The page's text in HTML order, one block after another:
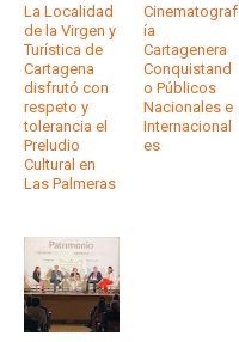
La Localidad
de la Virgen y
Turística de
Cartagena
disfrutó con
respeto y
tolerancia el
Preludio
Cultural en
Las Palmeras
Cinematograf
ía
Cartagenera
Conquistand
o Públicos
Nacionales e
Internacional
es